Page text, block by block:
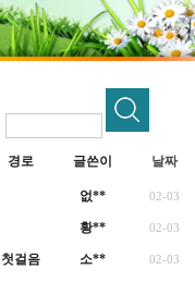
경로 글쓴이 날짜
없** 02-03
황** 02-03
첫걸음 소** 02-03